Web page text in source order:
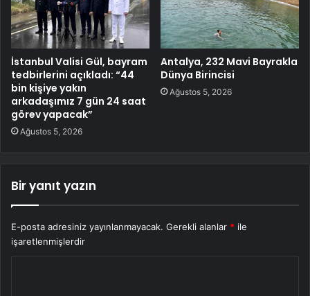
İstanbul Valisi Gül, bayram
tedbirlerini açıkladı: “44
bin kişiye yakın
arkadaşımız 7 gün 24 saat
görev yapacak”
Ağustos 5, 2026
Antalya, 232 Mavi Bayrakla
Dünya Birincisi
Ağustos 5, 2026
Bir yanıt yazın
E-posta adresiniz yayınlanmayacak. Gerekli alanlar * ile
işaretlenmişlerdir